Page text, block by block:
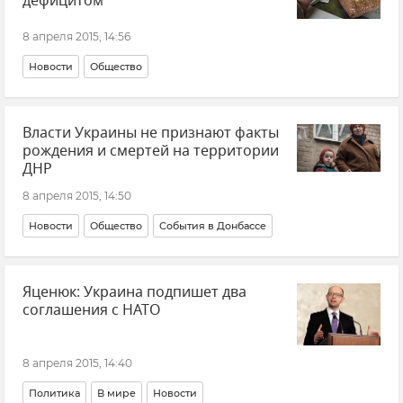
8 апреля 2015, 14:56
Новости Общество
Власти Украины не признают факты
рождения и смертей на территории
ДНР
8 апреля 2015, 14:50
Новости Общество События в Донбассе
Яценюк: Украина подпишет два
соглашения с НАТО
8 апреля 2015, 14:40
Политика В мире Новости